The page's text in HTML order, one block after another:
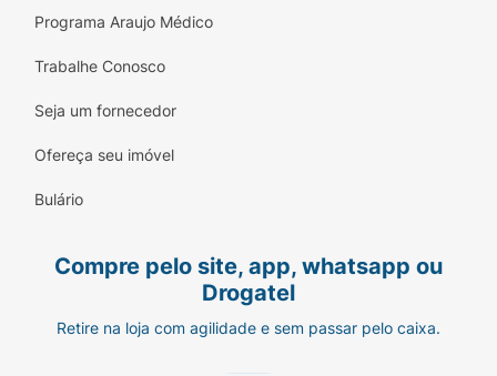
Programa Araujo Médico
Trabalhe Conosco
Seja um fornecedor
Ofereça seu imóvel
Bulário
Compre pelo site, app, whatsapp ou
Drogatel
Retire na loja com agilidade e sem passar pelo caixa.